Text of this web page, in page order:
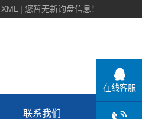
XML | 您暂无新询盘信息！
联系我们
在线客服